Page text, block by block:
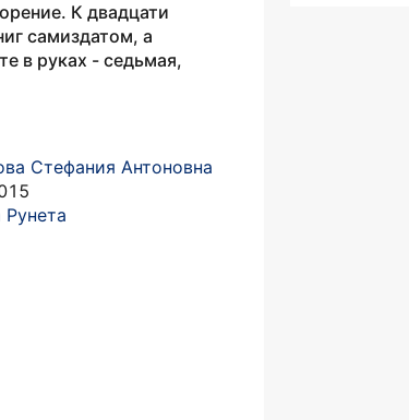
К двадцати
самиздатом, а
в руках - седьмая,
Стефания Антоновна
Рунета